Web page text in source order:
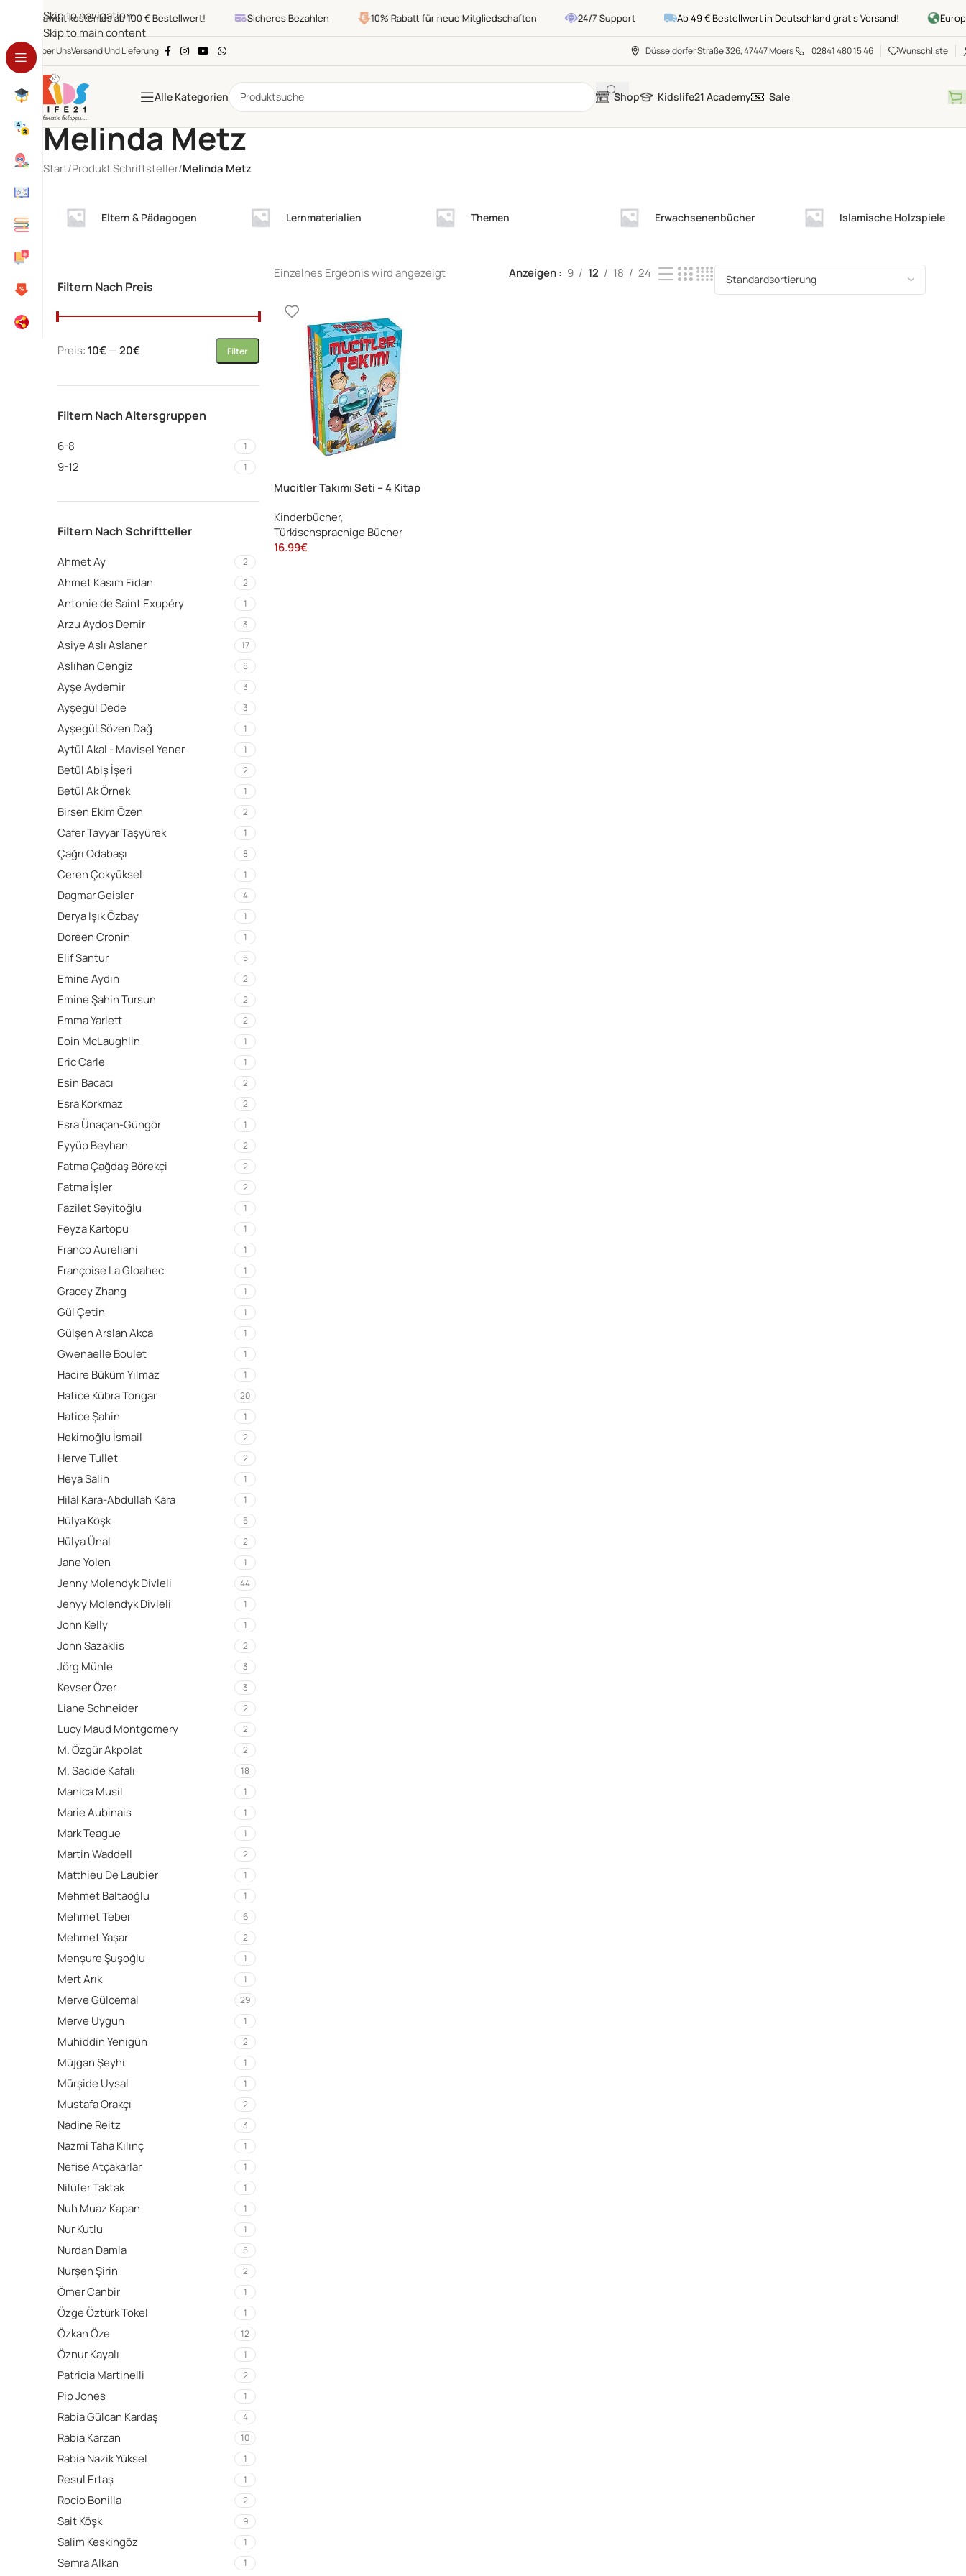
Skip to navigation
Skip to main content
Europaweit kostenlos ab 100 € Bestellwert! Sicheres Bezahlen 10% Rabatt für neue Mitgliedschaften 24/7 Support Ab 49 € Bestellwert in Deutschland gratis Versand!
Über UnsVersand Und Lieferung Düsseldorfer Straße 326, 47447 Moers 02841 480 15 46 Wunschliste
Alle Kategorien Shop Kidslife21 Academy Sale
Melinda Metz
Start/Produkt Schriftsteller/Melinda Metz
Eltern & Pädagogen Lernmaterialien Themen Erwachsenenbücher Islamische Holzspiele
Filtern Nach Preis
Filter
Preis: 10€—20€
Filtern Nach Altersgruppen
6-8 1
9-12 1
Filtern Nach Schriftteller
Ahmet Ay 2
Ahmet Kasım Fidan 2
Antonie de Saint Exupéry 1
Arzu Aydos Demir 3
Asiye Aslı Aslaner 17
Aslıhan Cengiz 8
Ayşe Aydemir 3
Ayşegül Dede 3
Ayşegül Sözen Dağ 1
Aytül Akal - Mavisel Yener 1
Betül Abiş İşeri 2
Betül Ak Örnek 1
Birsen Ekim Özen 2
Cafer Tayyar Taşyürek 1
Çağrı Odabaşı 8
Ceren Çokyüksel 1
Dagmar Geisler 4
Derya Işık Özbay 1
Doreen Cronin 1
Elif Santur 5
Emine Aydın 2
Emine Şahin Tursun 2
Emma Yarlett 2
Eoin McLaughlin 1
Eric Carle 1
Esin Bacacı 2
Esra Korkmaz 2
Esra Ünaçan-Güngör 1
Eyyüp Beyhan 2
Fatma Çağdaş Börekçi 2
Fatma İşler 2
Fazilet Seyitoğlu 1
Feyza Kartopu 1
Franco Aureliani 1
Françoise La Gloahec 1
Gracey Zhang 1
Gül Çetin 1
Gülşen Arslan Akca 1
Gwenaelle Boulet 1
Hacire Büküm Yılmaz 1
Hatice Kübra Tongar 20
Hatice Şahin 1
Hekimoğlu İsmail 2
Herve Tullet 2
Heya Salih 1
Hilal Kara-Abdullah Kara 1
Hülya Köşk 5
Hülya Ünal 2
Jane Yolen 1
Jenny Molendyk Divleli 44
Jenyy Molendyk Divleli 1
John Kelly 1
John Sazaklis 2
Jörg Mühle 3
Kevser Özer 3
Liane Schneider 2
Lucy Maud Montgomery 2
M. Özgür Akpolat 2
M. Sacide Kafalı 18
Manica Musil 1
Marie Aubinais 1
Mark Teague 1
Martin Waddell 2
Matthieu De Laubier 1
Mehmet Baltaoğlu 1
Mehmet Teber 6
Mehmet Yaşar 2
Menşure Şuşoğlu 1
Mert Arık 1
Merve Gülcemal 29
Merve Uygun 1
Muhiddin Yenigün 2
Müjgan Şeyhi 1
Mürşide Uysal 1
Mustafa Orakçı 2
Nadine Reitz 3
Nazmi Taha Kılınç 1
Nefise Atçakarlar 1
Nilüfer Taktak 1
Nuh Muaz Kapan 1
Nur Kutlu 1
Nurdan Damla 5
Nurşen Şirin 2
Ömer Canbir 1
Özge Öztürk Tokel 1
Özkan Öze 12
Öznur Kayalı 1
Patricia Martinelli 2
Pip Jones 1
Rabia Gülcan Kardaş 4
Rabia Karzan 10
Rabia Nazik Yüksel 1
Resul Ertaş 1
Rocio Bonilla 2
Sait Köşk 9
Salim Keskingöz 1
Semra Alkan 1
Einzelnes Ergebnis wird angezeigt Anzeigen 9 12 18 24
Mucitler Takımı Seti – 4 Kitap
Kinderbücher,
Türkischsprachige Bücher
16.99€